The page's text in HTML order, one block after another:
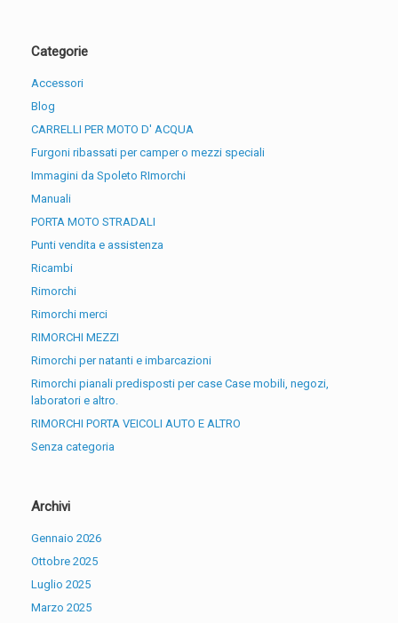
Categorie
Accessori
Blog
CARRELLI PER MOTO D' ACQUA
Furgoni ribassati per camper o mezzi speciali
Immagini da Spoleto RImorchi
Manuali
PORTA MOTO STRADALI
Punti vendita e assistenza
Ricambi
Rimorchi
Rimorchi merci
RIMORCHI MEZZI
Rimorchi per natanti e imbarcazioni
Rimorchi pianali predisposti per case Case mobili, negozi,
laboratori e altro.
RIMORCHI PORTA VEICOLI AUTO E ALTRO
Senza categoria
Archivi
Gennaio 2026
Ottobre 2025
Luglio 2025
Marzo 2025